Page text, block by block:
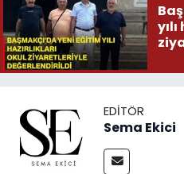
EDITÖR
Sema Ekici